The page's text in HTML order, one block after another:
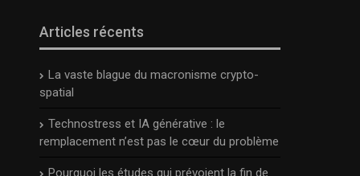
Articles récents
La vaste blague du macronisme crypto-
spatial
Technostress et IA générative : le
remplacement n’est pas le cœur du problème
Pourquoi les études qui prévoient la fin de